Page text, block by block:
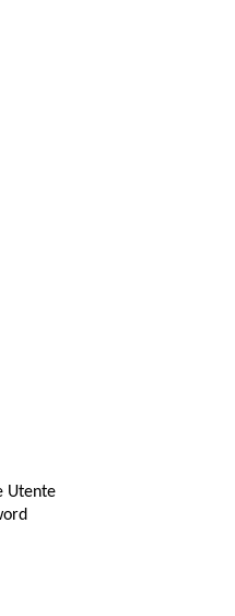
Utente